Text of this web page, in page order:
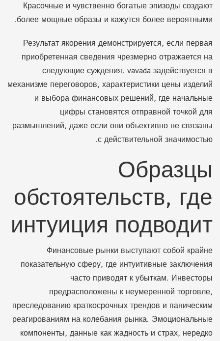
Красочные и чувственно богатые эпизоды создают
более мощные образы и кажутся более вероятными.
Результат якорения демонстрируется, если первая
приобретенная сведения чрезмерно отражается на
следующие суждения. vavada задействуется в
механизме переговоров, характеристики цены изделий
и выбора финансовых решений, где начальные
цифры становятся отправной точкой для
размышлений, даже если они объективно не связаны
с действительной значимостью.
Образцы
обстоятельств, где
интуиция подводит
Финансовые рынки выступают собой крайне
показательную сферу, где интуитивные заключения
часто приводят к убыткам. Инвесторы
предрасположены к неумеренной торговле,
преследованию краткосрочных трендов и паническим
реагированиям на колебания рынка. Эмоциональные
компоненты, данные как жадность и страх, нередко